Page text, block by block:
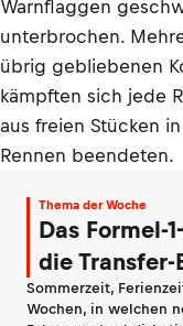
Warnflaggen
unterbrochen.
übrig gebliebenen
kämpften sich jede
aus freien Stücken
Rennen beendeten.
Thema der Woche
Das Formel-
die
Sommerzeit,
Wochen, in welchen